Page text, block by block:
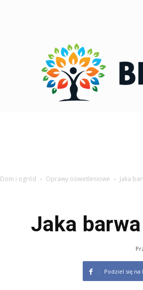
Dom i ogród Oprawy oświetleniowe Jaka
Jaka
Podziel się na